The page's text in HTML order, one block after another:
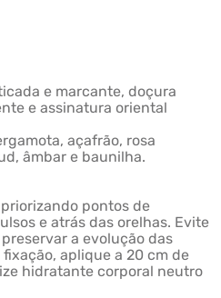
e marcante, doçura
e assinatura oriental
açafrão, rosa
âmbar e baunilha.
pontos de
e atrás das orelhas. Evite
a evolução das
aplique a 20 cm de
hidratante corporal neutro